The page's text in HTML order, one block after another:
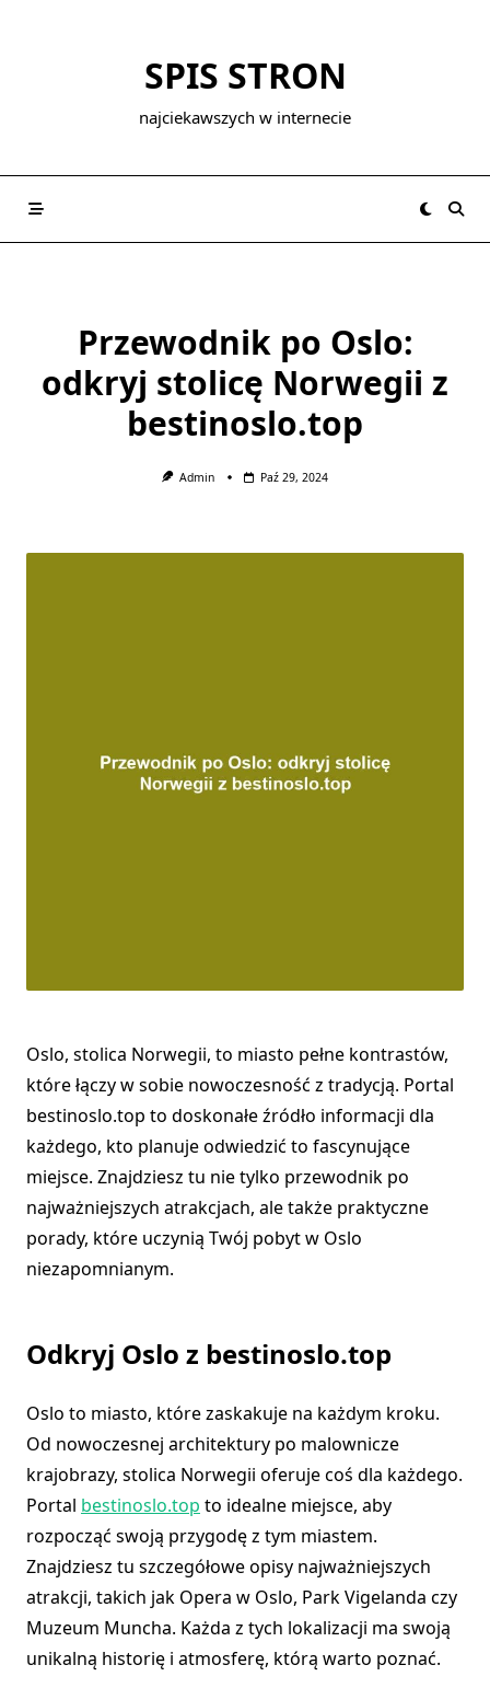
SPIS STRON
najciekawszych w internecie
Przewodnik po Oslo:
odkryj stolicę Norwegii z
bestinoslo.top
Admin Paź 29, 2024
Oslo, stolica Norwegii, to miasto pełne kontrastów,
które łączy w sobie nowoczesność z tradycją. Portal
bestinoslo.top to doskonałe źródło informacji dla
każdego, kto planuje odwiedzić to fascynujące
miejsce. Znajdziesz tu nie tylko przewodnik po
najważniejszych atrakcjach, ale także praktyczne
porady, które uczynią Twój pobyt w Oslo
niezapomnianym.
Odkryj Oslo z bestinoslo.top
Oslo to miasto, które zaskakuje na każdym kroku.
Od nowoczesnej architektury po malownicze
krajobrazy, stolica Norwegii oferuje coś dla każdego.
Portal bestinoslo.top to idealne miejsce, aby
rozpocząć swoją przygodę z tym miastem.
Znajdziesz tu szczegółowe opisy najważniejszych
atrakcji, takich jak Opera w Oslo, Park Vigelanda czy
Muzeum Muncha. Każda z tych lokalizacji ma swoją
unikalną historię i atmosferę, którą warto poznać.